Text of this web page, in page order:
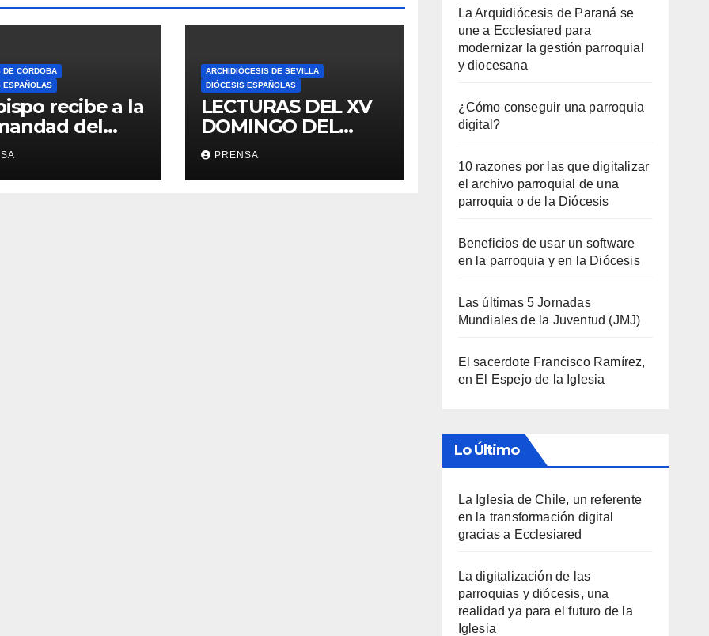
DE CÓRDOBA
ESPAÑOLAS
recibe a la
del
ARCHIDIÓCESIS DE SEVILLA
DIÓCESIS ESPAÑOLAS
LECTURAS DEL XV
DOMINGO DEL
TIEMPO
ORDINARIO (A)
PRENSA
La Arquidiócesis de Paraná se
une a Ecclesiared para
modernizar la gestión parroquial
y diocesana
¿Cómo conseguir una parroquia
digital?
10 razones por las que digitalizar
el archivo parroquial de una
parroquia o de la Diócesis
Beneficios de usar un software
en la parroquia y en la Diócesis
Las últimas 5 Jornadas
Mundiales de la Juventud (JMJ)
El sacerdote Francisco Ramírez,
en El Espejo de la Iglesia
Lo Último
La Iglesia de Chile, un referente
en la transformación digital
gracias a Ecclesiared
La digitalización de las
parroquias y diócesis, una
realidad ya para el futuro de la
Iglesia